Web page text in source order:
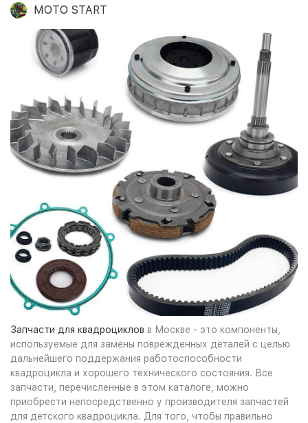
MOTO START
Запчасти для квадроциклов в Москве - это компоненты,
используемые для замены поврежденных деталей с целью
дальнейшего поддержания работоспособности
квадроцикла и хорошего технического состояния. Все
запчасти, перечисленные в этом каталоге, можно
приобрести непосредственно у производителя запчастей
для детского квадроцикла. Для того, чтобы правильно